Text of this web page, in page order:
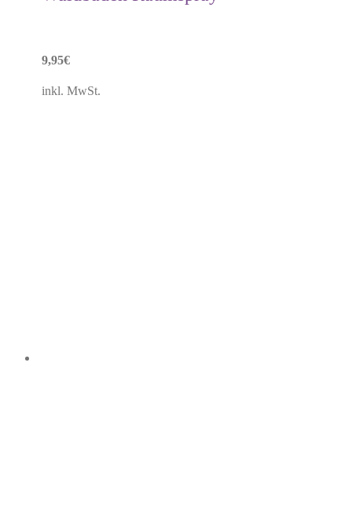
9,95€
inkl. MwSt.